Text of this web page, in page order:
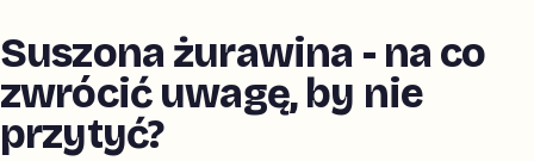
Suszona żurawina - na co
zwrócić uwagę, by nie
przytyć?